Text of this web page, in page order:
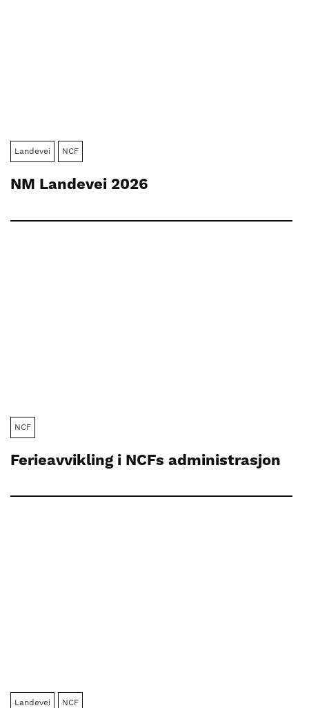
Landevei NCF
NM Landevei 2026
NCF
Ferieavvikling i NCFs administrasjon
Landevei NCF